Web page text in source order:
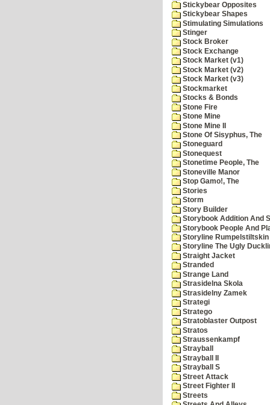
Stickybear Opposites
Stickybear Shapes
Stimulating Simulations
Stinger
Stock Broker
Stock Exchange
Stock Market (v1)
Stock Market (v2)
Stock Market (v3)
Stockmarket
Stocks & Bonds
Stone Fire
Stone Mine
Stone Mine II
Stone Of Sisyphus, The
Stoneguard
Stonequest
Stonetime People, The
Stoneville Manor
Stop Gamo!, The
Stories
Storm
Story Builder
Storybook Addition And
Storybook People And
Storyline Rumpelstiltskin
Storyline The Ugly
Straight Jacket
Stranded
Strange Land
Strasidelna Skola
Strasidelny Zamek
Strategi
Stratego
Stratoblaster Outpost
Stratos
Straussenkampf
Strayball
Strayball II
Strayball S
Street Attack
Street Fighter II
Streets